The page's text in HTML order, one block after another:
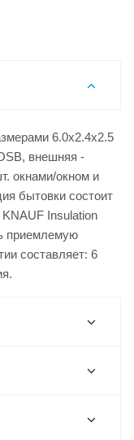
6.0x2.4x2.5
внешняя -
окнами/окном и
бытовки состоит
Insulation
приемлемую
составляет: 6